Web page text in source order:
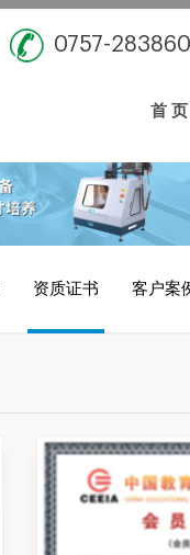
0757-
首 页
资质证书 客户案